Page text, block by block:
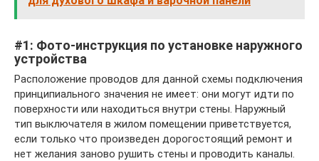
#1: Фото-инструкция по установке наружного
устройства
Расположение проводов для данной схемы подключения
принципиального значения не имеет: они могут идти по
поверхности или находиться внутри стены. Наружный
тип выключателя в жилом помещении приветствуется,
если только что произведен дорогостоящий ремонт и
нет желания заново рушить стены и проводить каналы.